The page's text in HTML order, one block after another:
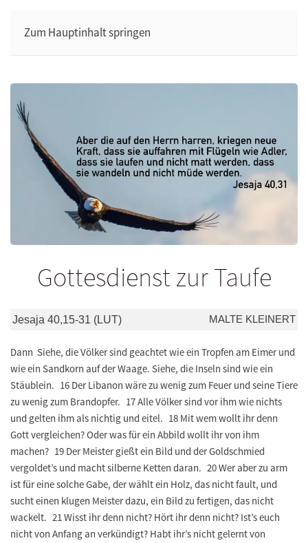
Zum Hauptinhalt springen
Gottesdienst zur Taufe
Jesaja 40,15-31 (LUT) MALTE KLEINERT
Dann Siehe, die Völker sind geachtet wie ein Tropfen am Eimer und
wie ein Sandkorn auf der Waage. Siehe, die Inseln sind wie ein
Stäublein. 16 Der Libanon wäre zu wenig zum Feuer und seine Tiere
zu wenig zum Brandopfer. 17 Alle Völker sind vor ihm wie nichts
und gelten ihm als nichtig und eitel. 18 Mit wem wollt ihr denn
Gott vergleichen? Oder was für ein Abbild wollt ihr von ihm
machen? 19 Der Meister gießt ein Bild und der Goldschmied
vergoldet’s und macht silberne Ketten daran. 20 Wer aber zu arm
ist für eine solche Gabe, der wählt ein Holz, das nicht fault, und
sucht einen klugen Meister dazu, ein Bild zu fertigen, das nicht
wackelt. 21 Wisst ihr denn nicht? Hört ihr denn nicht? Ist’s euch
nicht von Anfang an verkündigt? Habt ihr’s nicht gelernt von